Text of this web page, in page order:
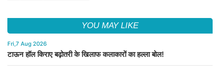
YOU MAY LIKE
Fri,7 Aug 2026
टाऊन हॉल किराए बढ़ोतरी के खिलाफ कलाकारों का हल्ला बोल!